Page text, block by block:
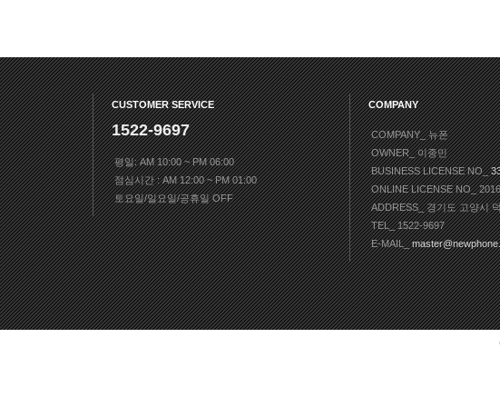
CUSTOMER SERVICE
1522-9697
평일: AM 10:00 ~ PM 06:00
점심시간 : AM 12:00 ~ PM 01:00
토요일/일요일/공휴일 OFF
COMPANY
COMPANY_ 뉴폰
OWNER_ 이종민
BUSINESS LICENSE NO_
ONLINE LICENSE NO_
ADDRESS_ 경기도 고양시
TEL_ 1522-9697
E-MAIL_